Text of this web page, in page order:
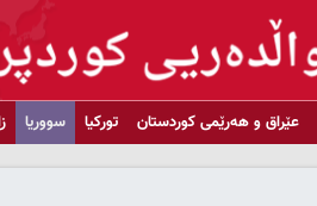
عێراق و هەرێمی کوردستان تورکیا سووریا